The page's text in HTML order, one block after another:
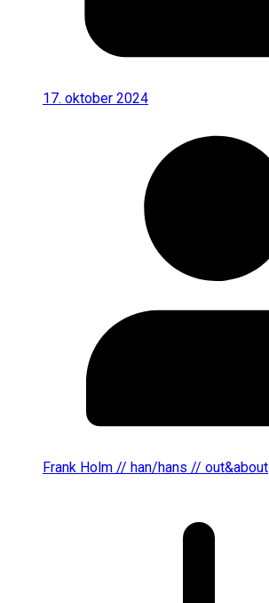
17. oktober 2024
Frank Holm // han/hans // out&about